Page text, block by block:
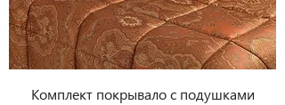
Комплект покрывало с подушками